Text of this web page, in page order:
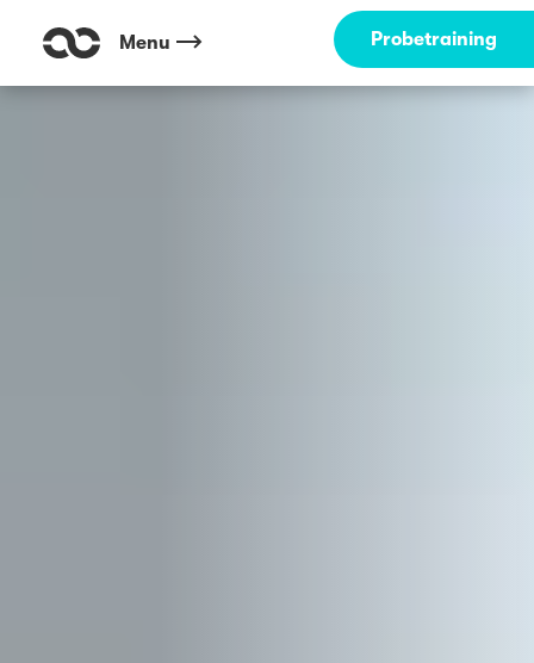
Menu Probetraining
Outdoor Fitness direkt um die Ecke: Ehrenhof Hofgarten Düsseldorf